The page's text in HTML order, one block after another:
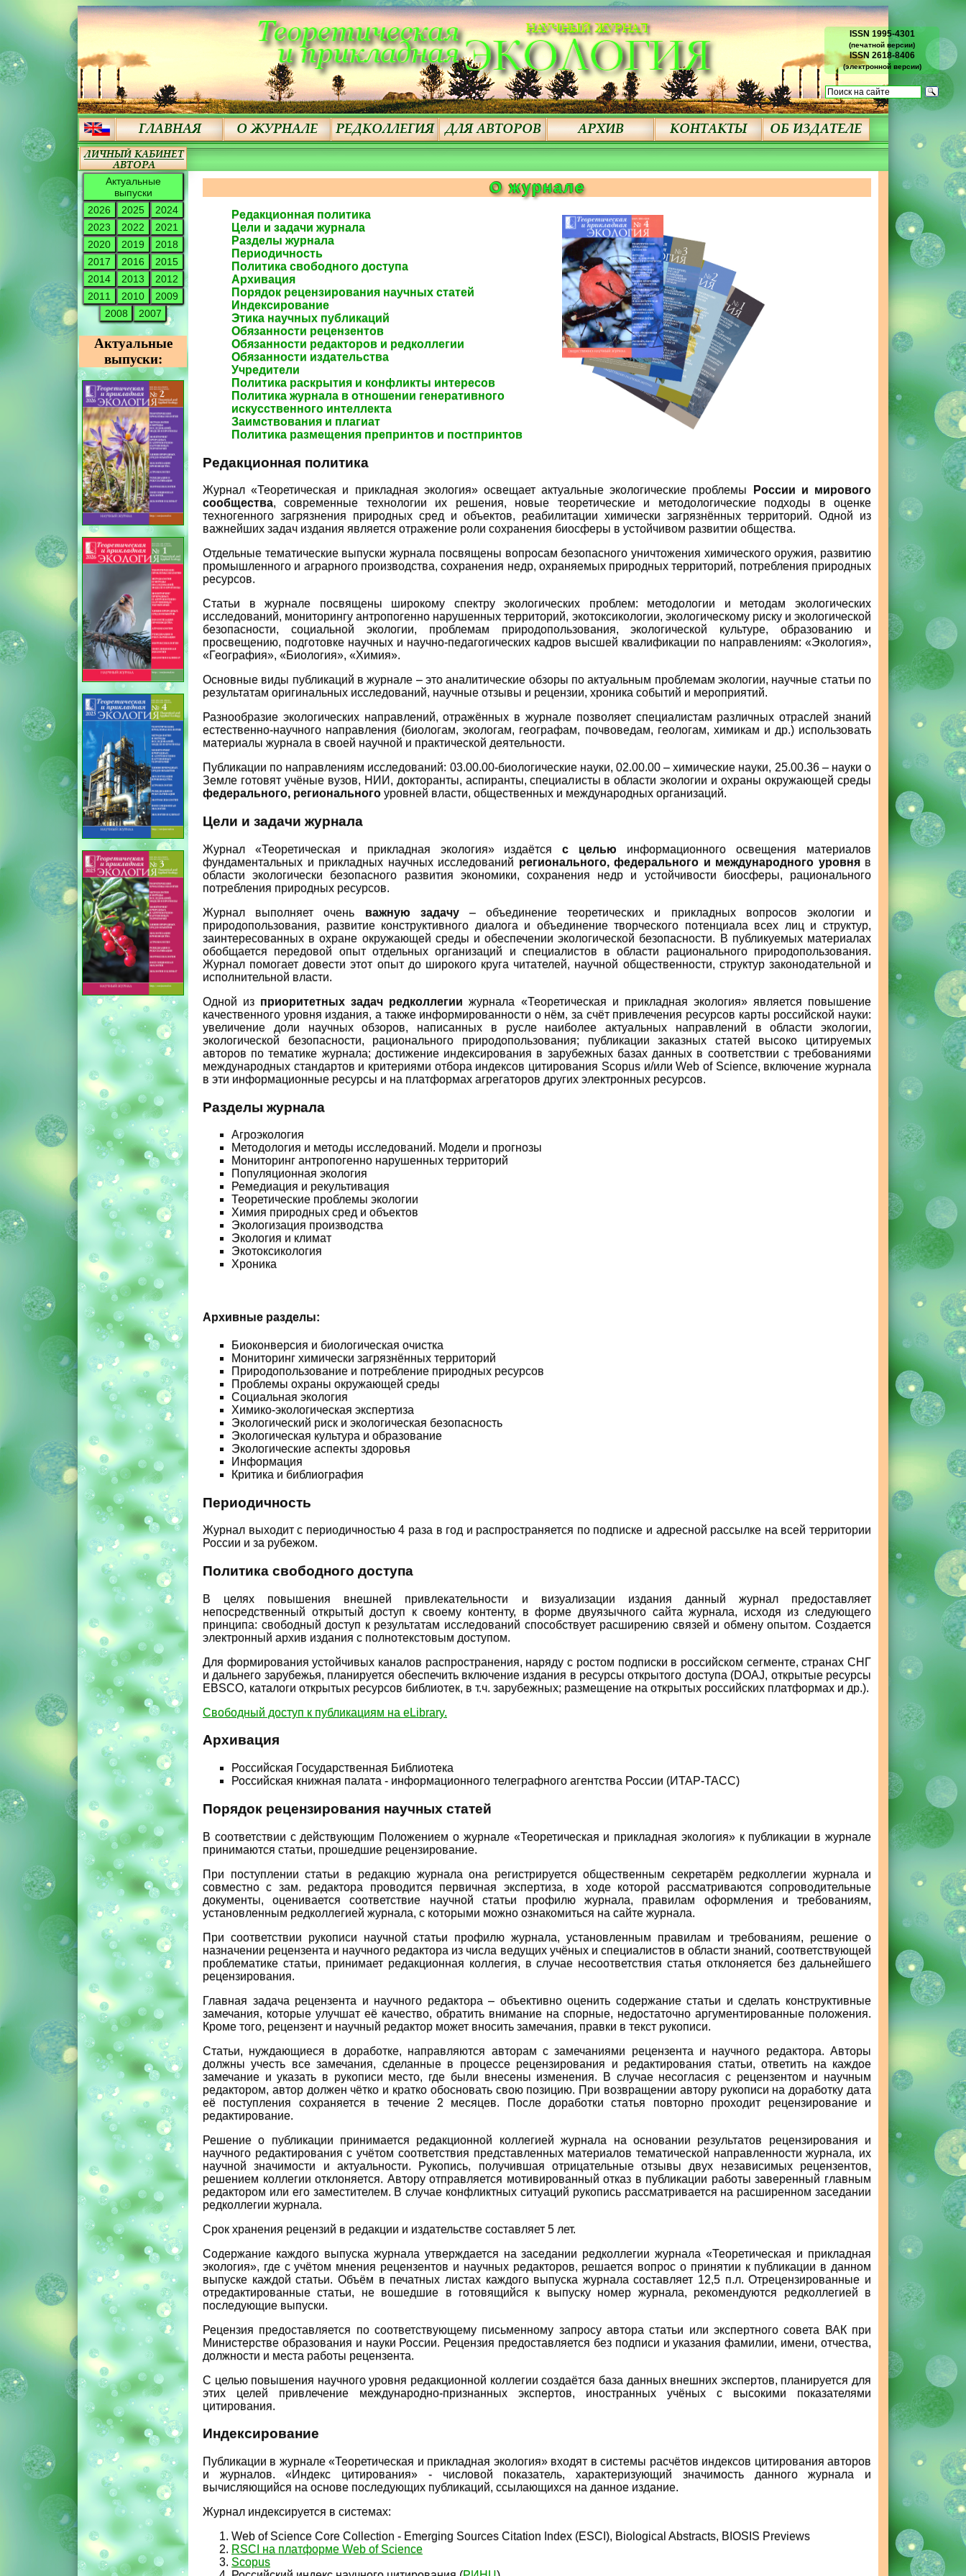
ISSN 1995-4301
(печатной версии)
ISSN 2618-8406
(электронной версии)
Актуальные
выпуски
2026
2025
2024
2023
2022
2021
2020
2019
2018
2017
2016
2015
2014
2013
2012
2011
2010
2009
2008
2007
Актуальные
выпуски:
О журнале
Редакционная политика
Цели и задачи журнала
Разделы журнала
Периодичность
Политика свободного доступа
Архивация
Порядок рецензирования научных статей
Индексирование
Этика научных публикаций
Обязанности рецензентов
Обязанности редакторов и редколлегии
Обязанности издательства
Учредители
Политика раскрытия и конфликты интересов
Политика журнала в отношении генеративного
искусственного интеллекта
Заимствования и плагиат
Политика размещения препринтов и постпринтов
Редакционная политика
Журнал «Теоретическая и прикладная экология» освещает актуальные экологические проблемы
России и мирового
сообщества, современные технологии их решения, новые теоретические и методологические подходы в оценке
техногенного загрязнения природных сред и объектов, реабилитации химически загрязнённых территорий. Одной из
важнейших задач издания является отражение роли сохранения биосферы в устойчивом развитии общества.
Отдельные тематические выпуски журнала посвящены вопросам безопасного уничтожения химического оружия, развитию
промышленного и аграрного производства, сохранения недр, охраняемых природных территорий, потребления природных
ресурсов.
Статьи в журнале посвящены широкому спектру экологических проблем: методологии и методам экологических
исследований, мониторингу антропогенно нарушенных территорий, экотоксикологии, экологическому риску и экологической
безопасности, социальной экологии, проблемам природопользования, экологической культуре, образованию и
просвещению, подготовке научных и научно-педагогических кадров высшей квалификации по направлениям: «Экология»,
«География», «Биология», «Химия».
Основные виды публикаций в журнале – это аналитические обзоры по актуальным проблемам экологии, научные статьи по
результатам оригинальных исследований, научные отзывы и рецензии, хроника событий и мероприятий.
Разнообразие экологических направлений, отражённых в журнале позволяет специалистам различных отраслей знаний
естественно-научного направления (биологам, экологам, географам, почвоведам, геологам, химикам и др.) использовать
материалы журнала в своей научной и практической деятельности.
Публикации по направлениям исследований: 03.00.00-биологические науки, 02.00.00 – химические науки, 25.00.36 – науки о
Земле готовят учёные вузов, НИИ, докторанты, аспиранты, специалисты в области экологии и охраны окружающей среды
федерального, регионального уровней власти, общественных и международных организаций.
Цели и задачи журнала
Журнал «Теоретическая и прикладная экология» издаётсяс целью информационного освещения материалов
фундаментальных и прикладных научных исследований регионального, федерального и международного уровняв
области экологически безопасного развития экономики, сохранения недр и устойчивости биосферы, рационального
потребления природных ресурсов.
Журнал выполняет очень важную задачу– объединение теоретических и прикладных вопросов экологии и
природопользования, развитие конструктивного диалога и объединение творческого потенциала всех лиц и структур,
заинтересованных в охране окружающей среды и обеспечении экологической безопасности. В публикуемых материалах
обобщается передовой опыт отдельных организаций и специалистов в области рационального природопользования.
Журнал помогает довести этот опыт до широкого круга читателей, научной общественности, структур законодательной и
исполнительной власти.
Одной из приоритетных задач редколлегии журнала «Теоретическая и прикладная экология» является повышение
качественного уровня издания, а также информированности о нём, за счёт привлечения ресурсов карты российской науки:
увеличение доли научных обзоров, написанных в русле наиболее актуальных направлений в области экологии,
экологической безопасности, рационального природопользования; публикации заказных статей высоко цитируемых
авторов по тематике журнала; достижение индексирования в зарубежных базах данных в соответствии с требованиями
международных стандартов и критериями отбора индексов цитирования Scopus и/или Web of Science, включение журнала
в эти информационные ресурсы и на платформах агрегаторов других электронных ресурсов.
Разделы журнала
Агроэкология
Методология и методы исследований. Модели и прогнозы
Мониторинг антропогенно нарушенных территорий
Популяционная экология
Ремедиация и рекультивация
Теоретические проблемы экологии
Химия природных сред и объектов
Экологизация производства
Экология и климат
Экотоксикология
Хроника
Архивные разделы:
Биоконверсия и биологическая очистка
Мониторинг химически загрязнённых территорий
Природопользование и потребление природных ресурсов
Проблемы охраны окружающей среды
Социальная экология
Химико-экологическая экспертиза
Экологический риск и экологическая безопасность
Экологическая культура и образование
Экологические аспекты здоровья
Информация
Критика и библиография
Периодичность
Журнал выходит с периодичностью 4 раза в год и распространяется по подписке и адресной рассылке на всей территории
России и за рубежом.
Политика свободного доступа
В целях повышения внешней привлекательности и визуализации издания данный журнал предоставляет
непосредственный открытый доступ к своему контенту, в форме двуязычного сайта журнала, исходя из следующего
принципа: свободный доступ к результатам исследований способствует расширению связей и обмену опытом. Создается
электронный архив издания с полнотекстовым доступом.
Для формирования устойчивых каналов распространения, наряду с ростом подписки в российском сегменте, странах СНГ
и дальнего зарубежья, планируется обеспечить включение издания в ресурсы открытого доступа (DOAJ, открытые ресурсы
EBSCO, каталоги открытых ресурсов библиотек, в т.ч. зарубежных; размещение на открытых российских платформах и др.).
Свободный доступ к публикациям на eLibrary.
Архивация
Российская Государственная Библиотека
Российская книжная палата - информационного телеграфного агентства России (ИТАР-ТАСС)
Порядок рецензирования научных статей
В соответствии с действующим Положением о журнале «Теоретическая и прикладная экология» к публикации в журнале
принимаются статьи, прошедшие рецензирование.
При поступлении статьи в редакцию журнала она регистрируется общественным секретарём редколлегии журнала и
совместно с зам. редактора проводится первичная экспертиза, в ходе которой рассматриваются сопроводительные
документы, оценивается соответствие научной статьи профилю журнала, правилам оформления и требованиям,
установленным редколлегией журнала, с которыми можно ознакомиться на сайте журнала.
При соответствии рукописи научной статьи профилю журнала, установленным правилам и требованиям, решение о
назначении рецензента и научного редактора из числа ведущих учёных и специалистов в области знаний, соответствующей
проблематике статьи, принимает редакционная коллегия, в случае несоответствия статья отклоняется без дальнейшего
рецензирования.
Главная задача рецензента и научного редактора – объективно оценить содержание статьи и сделать конструктивные
замечания, которые улучшат её качество, обратить внимание на спорные, недостаточно аргументированные положения.
Кроме того, рецензент и научный редактор может вносить замечания, правки в текст рукописи.
Статьи, нуждающиеся в доработке, направляются авторам с замечаниями рецензента и научного редактора. Авторы
должны учесть все замечания, сделанные в процессе рецензирования и редактирования статьи, ответить на каждое
замечание и указать в рукописи место, где были внесены изменения. В случае несогласия с рецензентом и научным
редактором, автор должен чётко и кратко обосновать свою позицию. При возвращении автору рукописи на доработку дата
её поступления сохраняется в течение 2 месяцев. После доработки статья повторно проходит рецензирование и
редактирование.
Решение о публикации принимается редакционной коллегией журнала на основании результатов рецензирования и
научного редактирования с учётом соответствия представленных материалов тематической направленности журнала, их
научной значимости и актуальности. Рукопись, получившая отрицательные отзывы двух независимых рецензентов,
решением коллегии отклоняется. Автору отправляется мотивированный отказ в публикации работы заверенный главным
редактором или его заместителем. В случае конфликтных ситуаций рукопись рассматривается на расширенном заседании
редколлегии журнала.
Срок хранения рецензий в редакции и издательстве составляет 5 лет.
Содержание каждого выпуска журнала утверждается на заседании редколлегии журнала «Теоретическая и прикладная
экология», где с учётом мнения рецензентов и научных редакторов, решается вопрос о принятии к публикации в данном
выпуске каждой статьи. Объём в печатных листах каждого выпуска журнала составляет 12,5 п.л. Отрецензированные и
отредактированные статьи, не вошедшие в готовящийся к выпуску номер журнала, рекомендуются редколлегией в
последующие выпуски.
Рецензия предоставляется по соответствующему письменному запросу автора статьи или экспертного совета ВАК при
Министерстве образования и науки России. Рецензия предоставляется без подписи и указания фамилии, имени, отчества,
должности и места работы рецензента.
С целью повышения научного уровня редакционной коллегии создаётся база данных внешних экспертов, планируется для
этих целей привлечение международно-признанных экспертов, иностранных учёных с высокими показателями
цитирования.
Индексирование
Публикации в журнале «Теоретическая и прикладная экология» входят в системы расчётов индексов цитирования авторов
и журналов. «Индекс цитирования» - числовой показатель, характеризующий значимость данного журнала и
вычисляющийся на основе последующих публикаций, ссылающихся на данное издание.
Журнал индексируется в системах:
Web of Science Core Collection - Emerging Sources Citation Index (ESCI), Biological Abstracts, BIOSIS Previews
RSCI на платформе Web of Science
Scopus